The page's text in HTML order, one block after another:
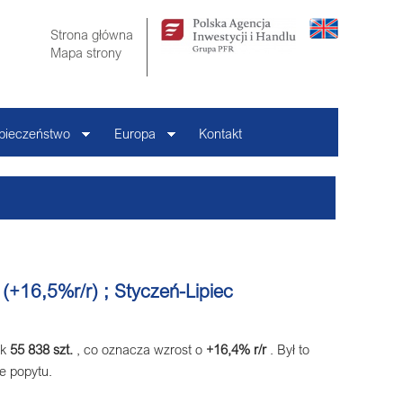
Strona główna
Mapa strony
Europa Kontakt
r) ; Styczeń-Lipiec
55 838 szt. , co oznacza wzrost o +16,4% r/r. Był to
popytu.